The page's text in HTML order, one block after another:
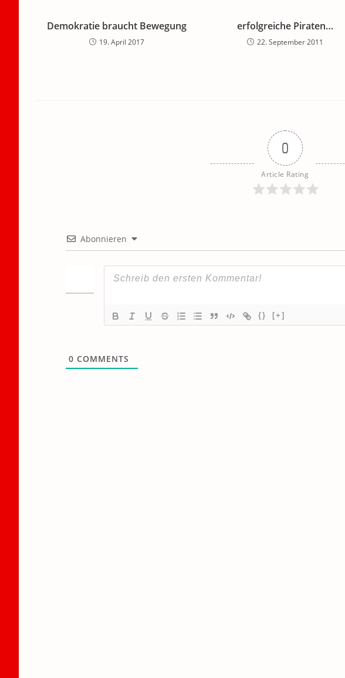
Demokratie braucht Bewegung
19. April 2017
erfolgreiche Piraten…
22. September 2011
0
Article Rating
Abonnieren
{} [+]
0 COMMENTS